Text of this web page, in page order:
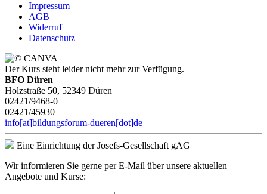
Impressum
AGB
Widerruf
Datenschutz
Der Kurs steht leider nicht mehr zur Verfügung.
BFO Düren
Holzstraße 50, 52349 Düren
02421/9468-0
02421/45930
info[at]bildungsforum-dueren[dot]de
Eine Einrichtung der Josefs-Gesellschaft gAG
Wir informieren Sie gerne per E-Mail über unsere aktuellen
Angebote und Kurse: